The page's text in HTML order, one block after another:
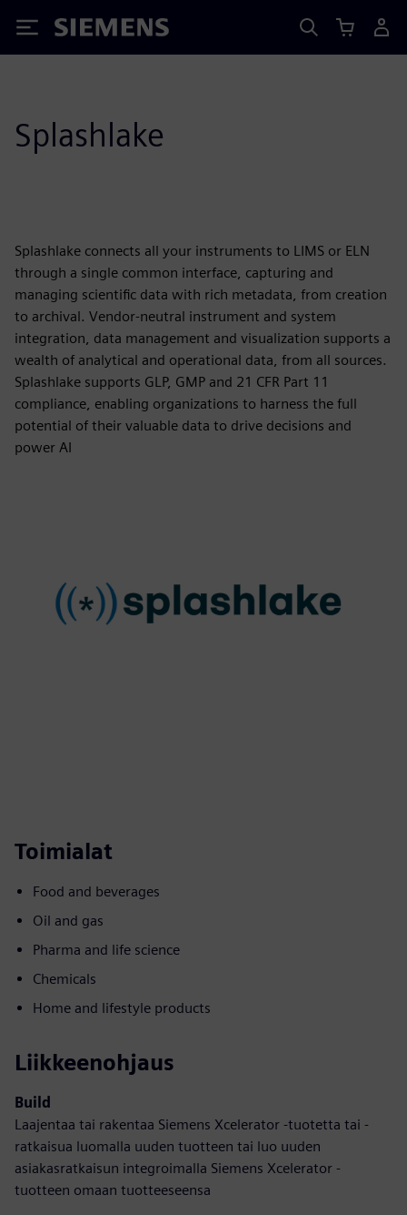
Siemens
Splashlake
Splashlake connects all your instruments to LIMS or ELN
through a single common interface, capturing and
managing scientific data with rich metadata, from creation
to archival. Vendor-neutral instrument and system
integration, data management and visualization supports a
wealth of analytical and operational data, from all sources.
Splashlake supports GLP, GMP and 21 CFR Part 11
compliance, enabling organizations to harness the full
potential of their valuable data to drive decisions and
power AI
Toimialat
Food and beverages
Oil and gas
Pharma and life science
Chemicals
Home and lifestyle products
Liikkeenohjaus
Build
Laajentaa tai rakentaa Siemens Xcelerator -tuotetta tai -
ratkaisua luomalla uuden tuotteen tai luo uuden
asiakasratkaisun integroimalla Siemens Xcelerator -
tuotteen omaan tuotteeseensa